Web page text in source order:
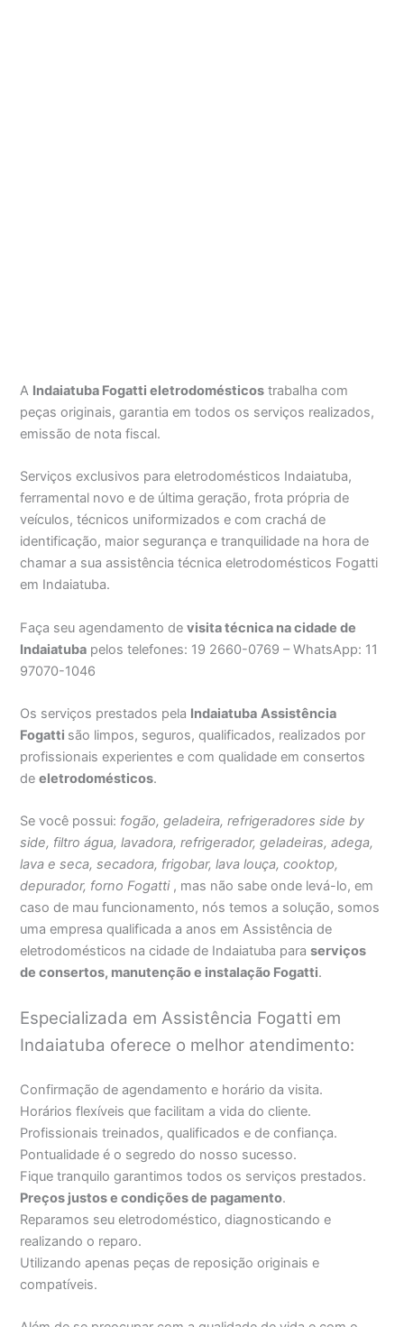
A Indaiatuba Fogatti eletrodomésticos trabalha com
peças originais, garantia em todos os serviços realizados,
emissão de nota fiscal.
Serviços exclusivos para eletrodomésticos Indaiatuba,
ferramental novo e de última geração, frota própria de
veículos, técnicos uniformizados e com crachá de
identificação, maior segurança e tranquilidade na hora de
chamar a sua assistência técnica eletrodomésticos Fogatti
em Indaiatuba.
Faça seu agendamento devisita técnica na cidade de
Indaiatuba pelos telefones: 19 2660-0769 – WhatsApp: 11
97070-1046
Os serviços prestados pela Indaiatuba Assistência
Fogatti são limpos, seguros, qualificados, realizados por
profissionais experientes e com qualidade em consertos
deeletrodomésticos.
Se você possui: fogão, geladeira, refrigeradores side by
side, filtro água, lavadora, refrigerador, geladeiras, adega,
lava e seca, secadora, frigobar, lava louça, cooktop,
depurador, forno Fogatti , mas não sabe onde levá-lo, em
caso de mau funcionamento, nós temos a solução, somos
uma empresa qualificada a anos em Assistência de
eletrodomésticos na cidade de Indaiatuba paraserviços
de consertos, manutenção e instalação Fogatti.
Especializada em Assistência Fogatti em
Indaiatuba oferece o melhor atendimento:
Confirmação de agendamento e horário da visita.
Horários flexíveis que facilitam a vida do cliente.
Profissionais treinados, qualificados e de confiança.
Pontualidade é o segredo do nosso sucesso.
Fique tranquilo garantimos todos os serviços prestados.
Preços justos e condições de pagamento.
Reparamos seu eletrodoméstico, diagnosticando e
realizando o reparo.
Utilizando apenas peças de reposição originais e
compatíveis.